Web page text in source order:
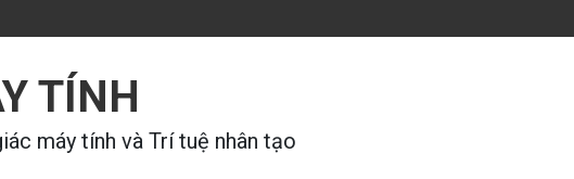
TÍNH
máy tính và Trí tuệ nhân tạo